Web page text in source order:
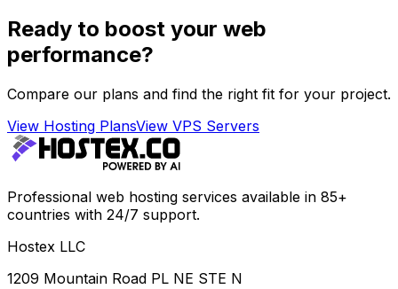
Ready to boost your web
performance?
Compare our plans and find the right fit for your project.
View Hosting PlansView VPS Servers
Professional web hosting services available in 85+
countries with 24/7 support.
Hostex LLC
1209 Mountain Road PL NE STE N